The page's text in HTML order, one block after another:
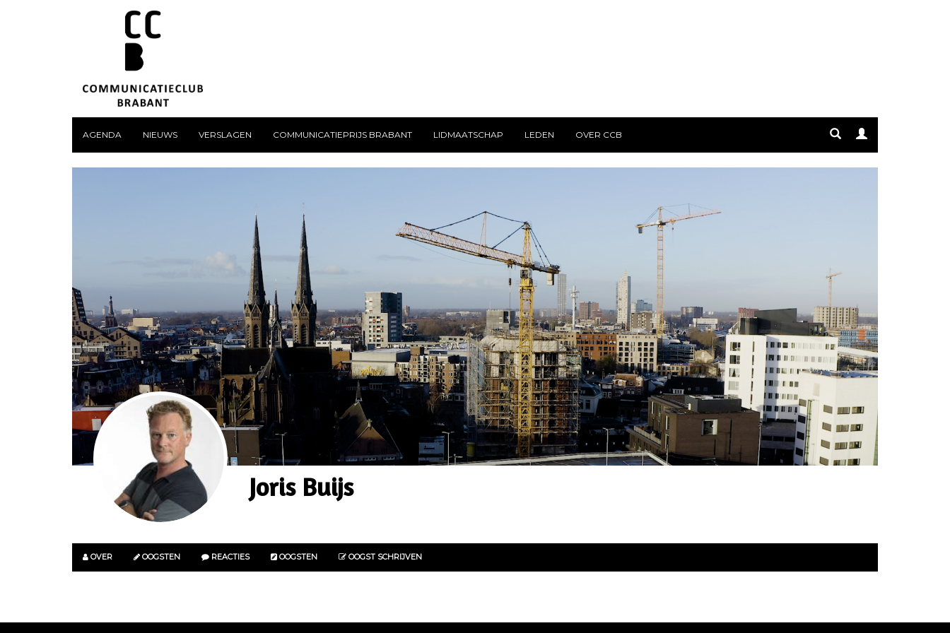
AGENDA NIEUWS VERSLAGEN COMMUNICATIEPRIJS BRABANT LIDMAATSCHAP LEDEN OVER CCB
Joris Buijs
OVER OOGSTEN REACTIES OOGSTEN OOGST SCHRIJVEN